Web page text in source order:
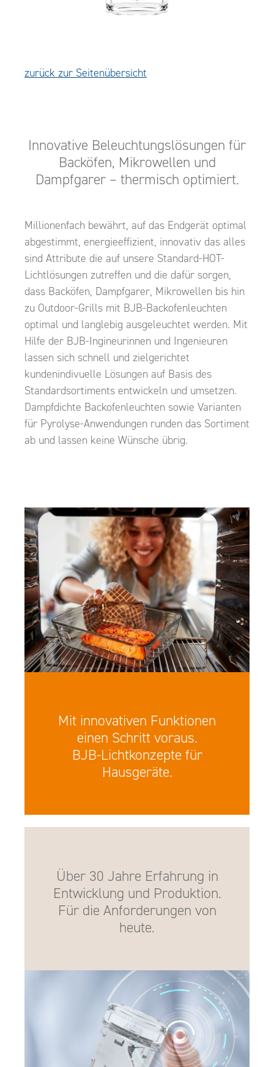
zurück zur Seitenübersicht
Innovative Beleuchtungslösungen für
Backöfen, Mikrowellen und
Dampfgarer – thermisch optimiert.
Millionenfach bewährt, auf das Endgerät optimal
abgestimmt, energieeffizient, innovativ das alles
sind Attribute die auf unsere Standard-HOT-
Lichtlösungen zutreffen und die dafür sorgen,
dass Backöfen, Dampfgarer, Mikrowellen bis hin
zu Outdoor-Grills mit BJB-Backofenleuchten
optimal und langlebig ausgeleuchtet werden. Mit
Hilfe der BJB-Ingineurinnen und Ingenieuren
lassen sich schnell und zielgerichtet
kundenindivuelle Lösungen auf Basis des
Standardsortiments entwickeln und umsetzen.
Dampfdichte Backofenleuchten sowie Varianten
für Pyrolyse-Anwendungen runden das Sortiment
ab und lassen keine Wünsche übrig.
Mit innovativen Funktionen
einen Schritt voraus.
BJB-Lichtkonzepte für
Hausgeräte.
Über 30 Jahre Erfahrung in
Entwicklung und Produktion.
Für die Anforderungen von
heute.